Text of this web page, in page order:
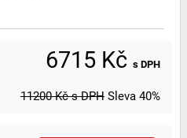
6715 Kč s DPH
11200 Kč s DPH Sleva 40%